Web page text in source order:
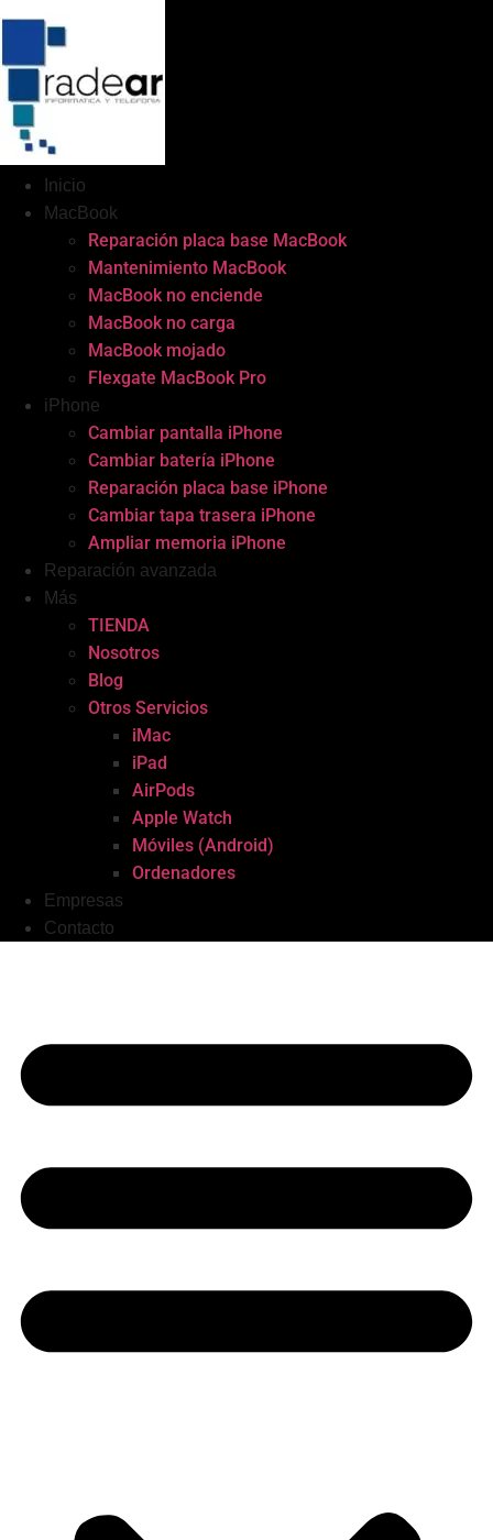
Inicio
MacBook
Reparación placa base MacBook
Mantenimiento MacBook
MacBook no enciende
MacBook no carga
MacBook mojado
Flexgate MacBook Pro
iPhone
Cambiar pantalla iPhone
Cambiar batería iPhone
Reparación placa base iPhone
Cambiar tapa trasera iPhone
Ampliar memoria iPhone
Reparación avanzada
Más
TIENDA
Nosotros
Blog
Otros Servicios
iMac
iPad
AirPods
Apple Watch
Móviles (Android)
Ordenadores
Empresas
Contacto